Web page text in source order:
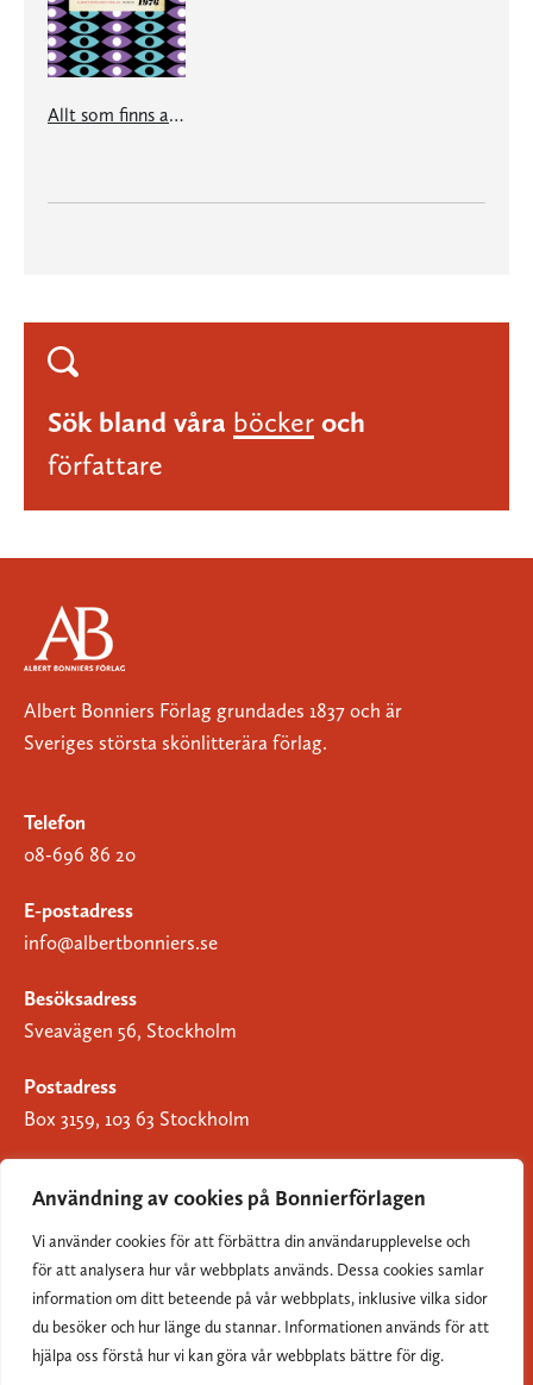
Användning av cookies på Bonnierförlagen
Vi använder cookies för att förbättra din användarupplevelse och
för att analysera hur vår webbplats används. Dessa cookies samlar
information om ditt beteende på vår webbplats, inklusive vilka sidor
du besöker och hur länge du stannar. Informationen används för att
hjälpa oss förstå hur vi kan göra vår webbplats bättre för dig.
Allt som finns att få
Sök bland våra böcker och
författare
Albert Bonniers Förlag grundades 1837 och är
Sveriges största skönlitterära förlag.
Telefon
08-696 86 20
E-postadress
info@albertbonniers.se
Besöksadress
Sveavägen 56, Stockholm
Postadress
Box 3159, 103 63 Stockholm
Om Bonnierförlagen
Cookies
Integritetspolicy